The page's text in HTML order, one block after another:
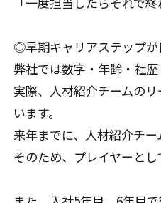
◎早期キャリアステップが
弊社では数字・年齢・社
実際、人材紹介チームの
います。
来年までに、人材紹介チー
そのため、プレイヤーと